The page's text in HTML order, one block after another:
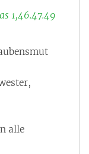
1,46.47.49
alle